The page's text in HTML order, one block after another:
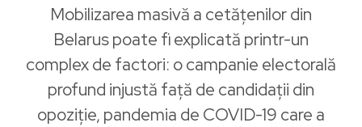
Mobilizarea masivă a cetățenilor din
Belarus poate fi explicată printr-un
complex de factori: o campanie electorală
profund injustă față de candidații din
opoziție, pandemia de COVID-19 care a